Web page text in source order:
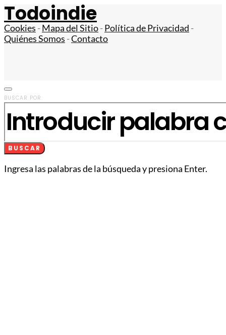
Todoindie
Cookies -Mapa del Sitio-Política de Privacidad -
Quiénes Somos -Contacto
BUSCAR POR:
BUSCAR
Ingresa las palabras de la búsqueda y presiona Enter.